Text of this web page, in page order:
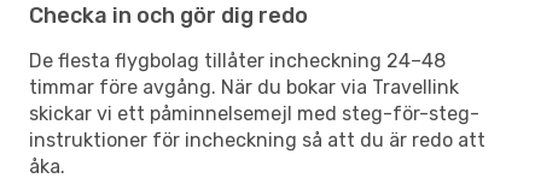
Checka in och gör dig redo
De flesta flygbolag tillåter incheckning 24–48
timmar före avgång. När du bokar via Travellink
skickar vi ett påminnelsemejl med steg-för-steg-
instruktioner för incheckning så att du är redo att
åka.